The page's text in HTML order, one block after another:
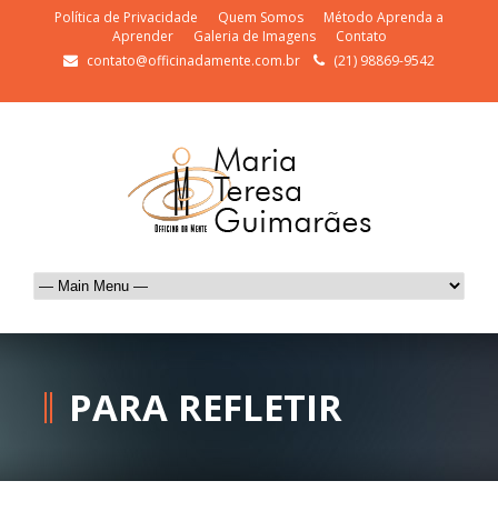
Política de Privacidade Quem Somos
Método Aprenda a
Aprender
Galeria de Imagens
Contato
contato@officinadamente.com.br
(21) 98869-9542
PARA REFLETIR